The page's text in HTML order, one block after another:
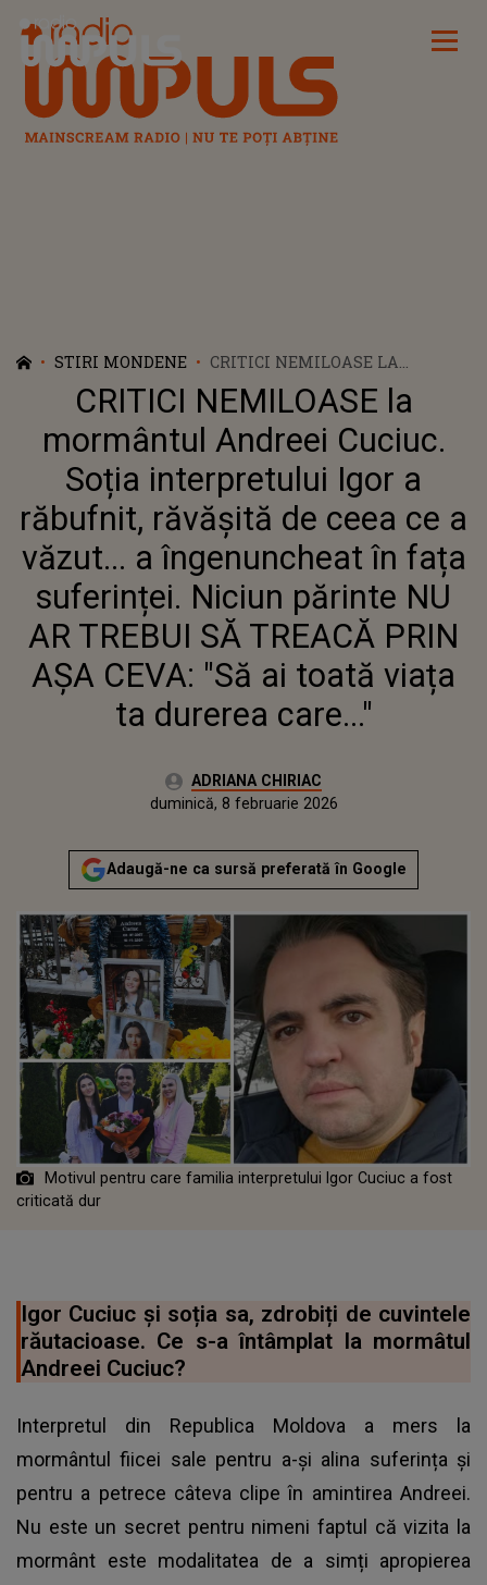
Radio Impuls
STIRI MONDENE
CRITICI NEMILOASE LA
MORMÂNTUL ANDREEI CUCIUC.
SOȚIA INTERPRETULUI IGOR A
RĂBUFNIT, RĂVĂȘITĂ DE CEEA
CE A VĂZUT... A ÎNGENUNCHEAT
ÎN FAȚA SUFERINȚEI. NICIUN
PĂRINTE NU AR TREBUI SĂ
TREACĂ PRIN AȘA CEVA: "SĂ AI
TOATĂ VIAȚA TA DUREREA
CARE..."
CRITICI NEMILOASE la
mormântul Andreei Cuciuc.
Soția interpretului Igor a
răbufnit, răvășită de ceea ce a
văzut... a îngenuncheat în fața
suferinței. Niciun părinte NU
AR TREBUI SĂ TREACĂ PRIN
AȘA CEVA: "Să ai toată viața
ta durerea care..."
Autor:ADRIANA CHIRIAC
duminică, 8 februarie 2026
Actualizat:
duminică, 8 februarie 2026
Adaugă-ne ca sursă preferată în Google
Motivul pentru care familia interpretului Igor Cuciuc a fost
criticată dur
Igor Cuciuc și soția sa, zdrobiți de cuvintele
răutacioase. Ce s-a întâmplat la mormâtul
Andreei Cuciuc?
Interpretul din Republica Moldova a mers la
mormântul fiicei sale pentru a-și alina suferința și
pentru a petrece câteva clipe în amintirea Andreei.
Nu este un secret pentru nimeni faptul că vizita la
mormânt este modalitatea de a simți apropierea